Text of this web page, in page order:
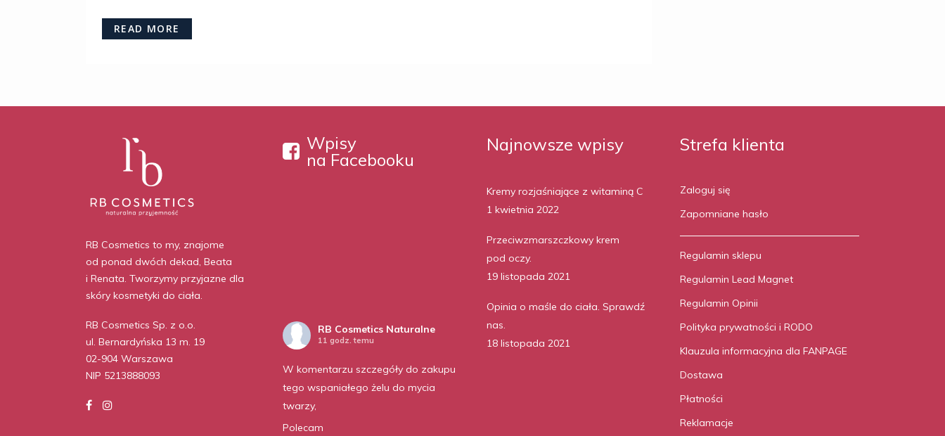
READ MORE
RB Cosmetics to my, znajome
od ponad dwóch dekad, Beata
i Renata. Tworzymy przyjazne dla
skóry kosmetyki do ciała.
RB Cosmetics Sp. z o.o.
ul. Bernardyńska 13 m. 19
02-904 Warszawa
NIP 5213888093
Wpisy
na Facebooku
RB Cosmetics Naturalne
11 godz. temu
W komentarzu szczegóły do zakupu
tego wspaniałego żelu do mycia
twarzy,
Polecam
Najnowsze wpisy
Kremy rozjaśniające z witaminą C
1 kwietnia 2022
Przeciwzmarszczkowy krem
pod oczy.
19 listopada 2021
Opinia o maśle do ciała. Sprawdź
nas.
18 listopada 2021
Strefa klienta
Zaloguj się
Zapomniane hasło
Regulamin sklepu
Regulamin Lead Magnet
Regulamin Opinii
Polityka prywatności i RODO
Klauzula informacyjna dla FANPAGE
Dostawa
Płatności
Reklamacje